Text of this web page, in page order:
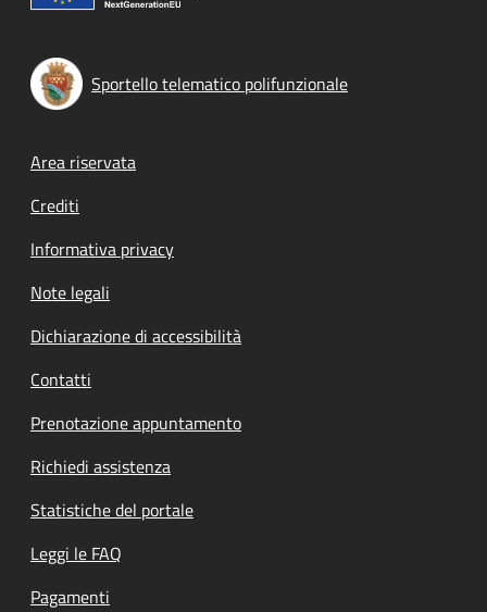
Sportello telematico polifunzionale
Footer menu
Area riservata
Crediti
Informativa privacy
Note legali
Dichiarazione di accessibilità
Contatti
Prenotazione appuntamento
Richiedi assistenza
Statistiche del portale
Leggi le FAQ
Pagamenti